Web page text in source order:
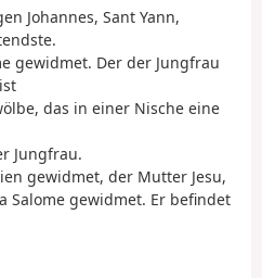
Johannes, Sant Yann,
gewidmet. Der der Jungfrau
das in einer Nische eine
Jungfrau.
gewidmet, der Mutter Jesu,
Salome gewidmet. Er befindet